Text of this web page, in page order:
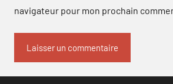
navigateur pour mon prochain